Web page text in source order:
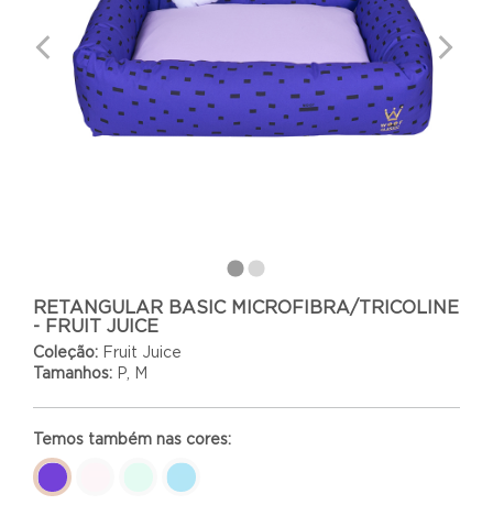
RETANGULAR BASIC MICROFIBRA/TRICOLINE
- FRUIT JUICE
Coleção: Fruit Juice
Tamanhos: P, M
Temos também nas cores: